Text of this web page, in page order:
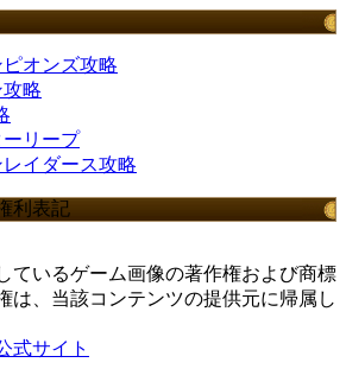
オンズ攻略
略
リープ
イダース攻略
利表記
ているゲーム画像の著作権および商標
は、当該コンテンツの提供元に帰属し
式サイト